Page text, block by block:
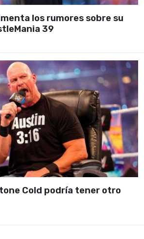
los rumores sobre su
39
Cold podría tener otro